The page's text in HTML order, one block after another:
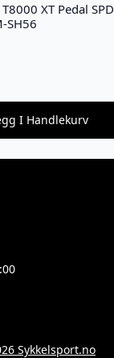
XT Pedal SPD
SH56
I Handlekurv
Sykkelsport.no